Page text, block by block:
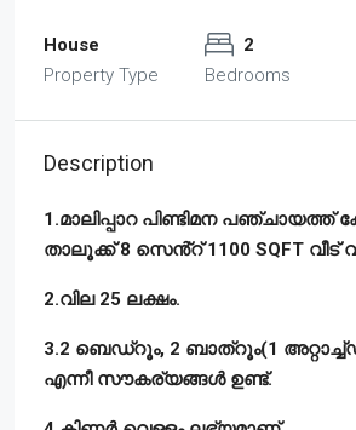
House
Property Type
2
Bedrooms
Description
1.മാലിപ്പാറ പിണ്ടിമന പഞ്ചായത്ത്
താലൂക്ക് 8 സെൻ്റ് 1100 SQFT വീട്
2.വില 25 ലക്ഷം.
3.2 ബെഡ്റൂം, 2 ബാത്റൂം(1
എന്നീ സൗകര്യങ്ങൾ ഉണ്ട്.